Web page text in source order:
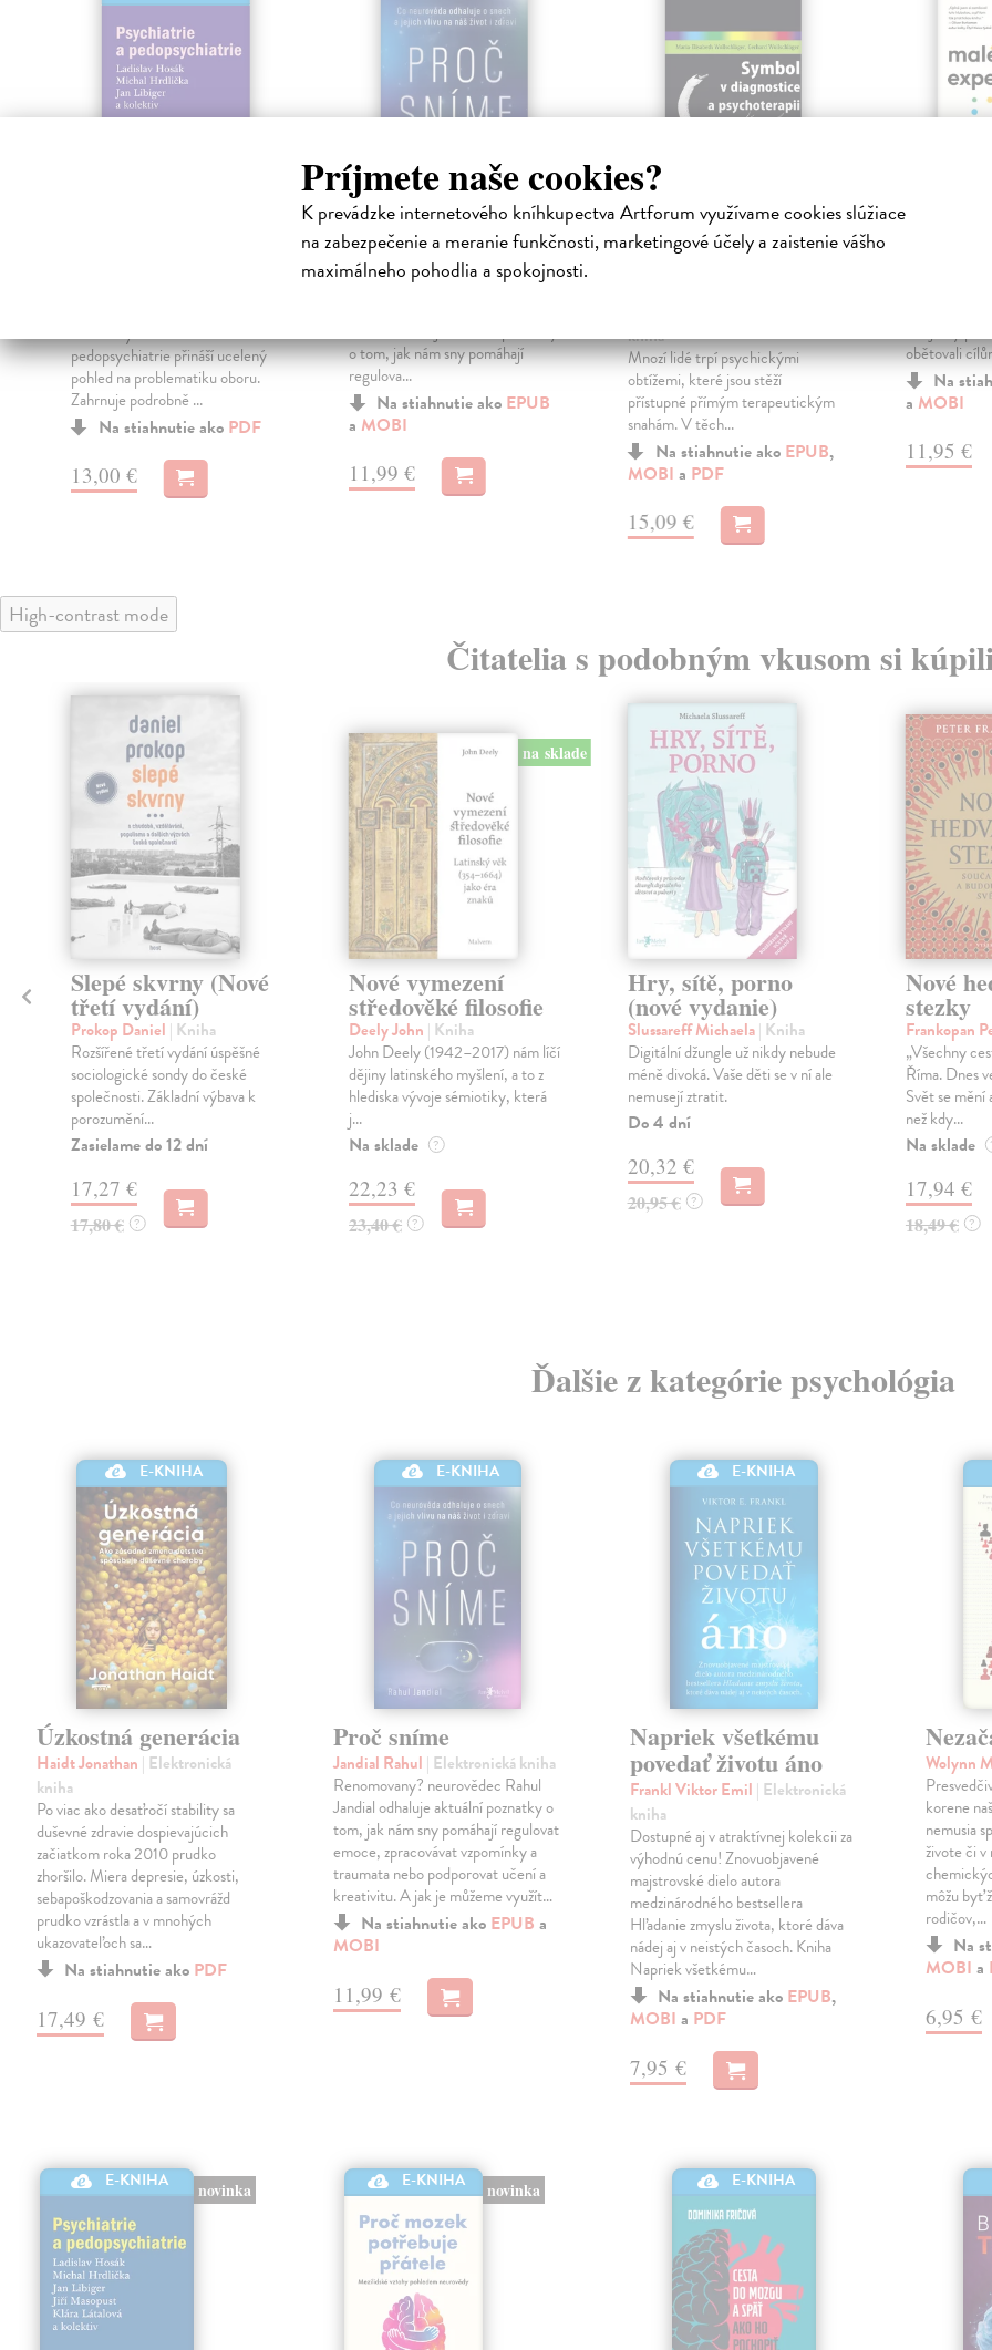
Príjmete naše cookies?
K prevádzke internetového kníhkupectva Artforum využívame cookies slúžiace
na zabezpečenie a meranie funkčnosti, marketingové účely a zaistenie vášho
maximálneho pohodlia a spokojnosti.
Kniha Psychiatrie a
pedopsychiatrie přináší ucelený
pohled na problematiku oboru.
Zahrnuje podrobně ...
Na stiahnutie ako PDF
13,00 €
Proč sníme
Jandial Rahul| Elektronická
o tom, jak nám sny pomáhají
regulova...
Na stiahnutie ako EPUB
a MOBI
11,99 €
Symbol v
diagnostice a
kniha
Mnozí lidé trpí psychickými
obtížemi, které jsou stěží
přístupné přímým terapeutickým
snahám. V těch...
Na stiahnutie ako EPUB,
MOBI a PDF
15,09 €
Malé
obětovali
Na
a MOBI
11,95 €
High-contrast mode
Čitatelia s podobným vkusom si
Slepé skvrny (Nové
třetí vydání)
Prokop Daniel | Kniha
Rozšířené třetí vydání úspěšné
sociologické sondy do české
společnosti. Základní výbava k
porozumění...
Zasielame do 12 dní
17,27 €
17,80 € ?
na sklade
Nové vymezení
středověké filosofie
Deely John | Kniha
John Deely (1942–2017) nám líčí
dějiny latinského myšlení, a to z
hlediska vývoje sémiotiky, která
j...
Na sklade ?
22,23 €
23,40 € ?
Hry, sítě, porno
(nové vydanie)
Slussareff Michaela| Kniha
Digitální džungle už nikdy nebude
méně divoká. Vaše děti se v ní ale
nemusejí ztratit.
Do 4 dní
20,32 €
20,95 € ?
Nové
stezky
Frankopan
„Všechny
Říma. Dnes
Svět se mění
než kdy...
Na sklade
17,94 €
18,49 € ?
Ďalšie z kategórie psychológia
E-KNIHA
Úzkostná generácia
Haidt Jonathan | Elektronická
kniha
Po viac ako desaťročí stability sa
duševné zdravie dospievajúcich
začiatkom roka 2010 prudko
zhoršilo. Miera depresie, úzkosti,
sebapoškodzovania a samovrážd
prudko vzrástla a v mnohých
ukazovateľoch sa…
Na stiahnutie ako PDF
17,49 €
E-KNIHA
Proč sníme
Jandial Rahul | Elektronická kniha
Renomovany? neurovědec Rahul
Jandial odhaluje aktuální poznatky o
tom, jak nám sny pomáhají regulovat
emoce, zpracovávat vzpomínky a
traumata nebo podporovat učení a
kreativitu. A jak je můžeme využít…
Na stiahnutie ako EPUB a
MOBI
11,99 €
E-KNIHA
Napriek všetkému
povedať životu áno
Frankl Viktor Emil | Elektronická
kniha
Dostupné aj v atraktívnej kolekcii za
výhodnú cenu! Znovuobjavené
majstrovské dielo autora
medzinárodného bestsellera
Hľadanie zmyslu života, ktoré dáva
nádej aj v neistých časoch. Kniha
Napriek všetkému…
Na stiahnutie ako EPUB,
MOBI a PDF
7,95 €
Wolynn
korene
nemusia
živote či v
môžu byť
rodičov,…
Na
MOBI a
6,95 €
E-KNIHA novinka E-KNIHA novinka E-KNIHA